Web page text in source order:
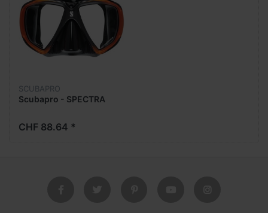
SCUBAPRO
Scubapro - SPECTRA
CHF 88.64 *